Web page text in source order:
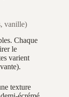
vanille)
Chaque
le
varient
texture